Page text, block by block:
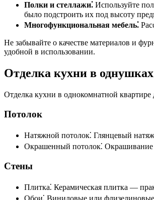
Полки и стеллажи⁚ Используйте
было подстроить их под высоту
Многофункциональная мебель⁚
Не забывайте о качестве материалов и
удобной в использовании.
Отделка кухни в однушках
Отделка кухни в однокомнатной
Потолок
Натяжной потолок⁚ Глянцевый
Окрашенный потолок⁚ Окрашивание
Стены
Плитка⁚ Керамическая плитка —
Обои⁚ Виниловые или